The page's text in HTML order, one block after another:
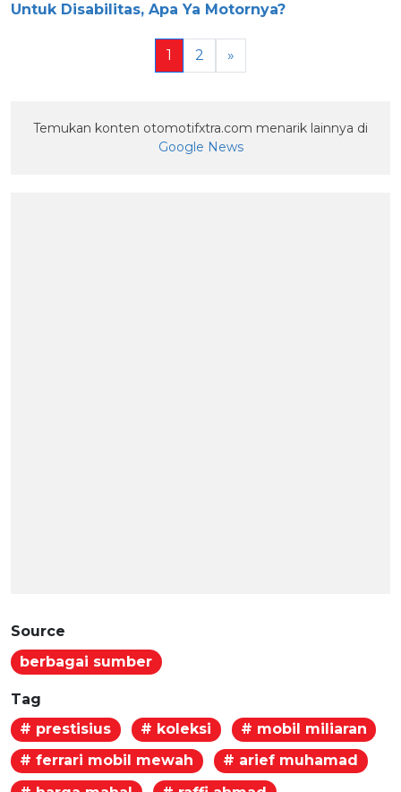
Untuk Disabilitas, Apa Ya Motornya?
1 2 »
Temukan konten otomotifxtra.com menarik lainnya di
Google News
Source
berbagai sumber
Tag
# prestisius
# koleksi
# mobil miliaran
# ferrari mobil mewah
# arief muhamad